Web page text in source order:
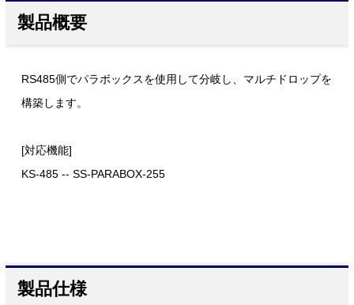
製品概要
RS485側でパラボックスを使用して分岐し、マルチドロップを
構築します。
[対応機能]
KS-485 -- SS-PARABOX-255
製品仕様